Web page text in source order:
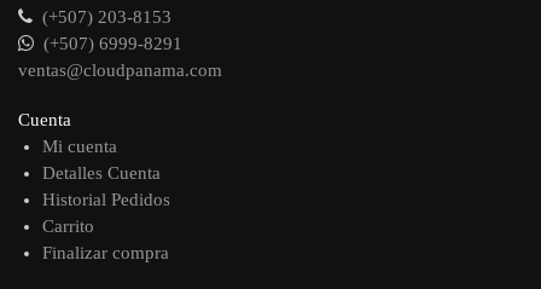
(+507) 203-8153
(+507) 6999-8291
ventas@cloudpanama.com
Cuenta
Mi cuenta
Detalles Cuenta
Historial Pedidos
Carrito
Finalizar compra